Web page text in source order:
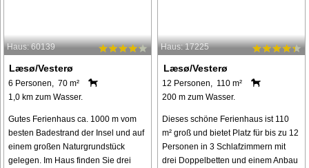
Haus: 60139
Læsø/Vesterø
6 Personen, 70 m²
1,0 km zum Wasser.
Gutes Ferienhaus ca. 1000 m vom
besten Badestrand der Insel und auf
einem großen Naturgrundstück
gelegen. Im Haus finden Sie drei
Haus: 17225
Læsø/Vesterø
12 Personen, 110 m²
200 m zum Wasser.
Dieses schöne Ferienhaus ist 110
m² groß und bietet Platz für bis zu 12
Personen in 3 Schlafzimmern mit
drei Doppelbetten und einem Anbau